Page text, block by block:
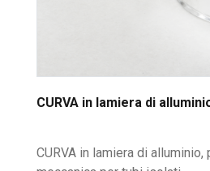
CURVA in lamiera di
CURVA in lamiera di alluminio,